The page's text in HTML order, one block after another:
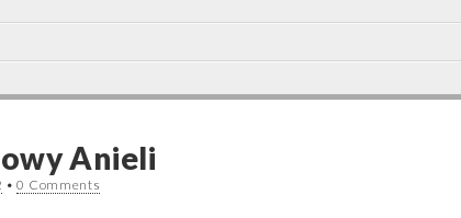
Anieli
•0 Comments